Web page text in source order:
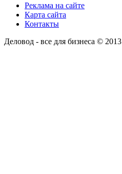
Реклама на сайте
Карта сайта
Контакты
Деловод - все для бизнеса © 2013